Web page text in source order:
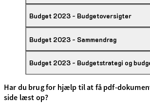
Budget 2023 - Budgetoversigter
Budget 2023 - Sammendrag
Budget 2023 - Budgetstrategi og
Har du brug for hjælp til at få pdf-
side læst op?